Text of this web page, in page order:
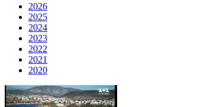
2026
2025
2024
2023
2022
2021
2020